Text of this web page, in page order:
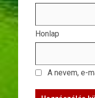
Honlap
A nevem, e-